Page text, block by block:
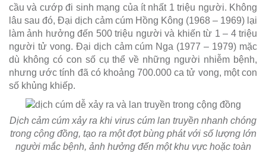
cầu và cướp đi sinh mạng của ít nhất 1 triệu người. Không
lâu sau đó, Đại dịch cảm cúm Hồng Kông (1968 – 1969) lại
làm ảnh hưởng đến 500 triệu người và khiến từ 1 – 4 triệu
người tử vong. Đại dịch cảm cúm Nga (1977 – 1979) mặc
dù không có con số cụ thể về những người nhiễm bệnh,
nhưng ước tính đã có khoảng 700.000 ca tử vong, một con
số khủng khiếp.
Dịch cảm cúm xảy ra khi virus cúm lan truyền nhanh chóng
trong cộng đồng, tạo ra một đợt bùng phát với số lượng lớn
người mắc bệnh, ảnh hưởng đến một khu vực hoặc toàn